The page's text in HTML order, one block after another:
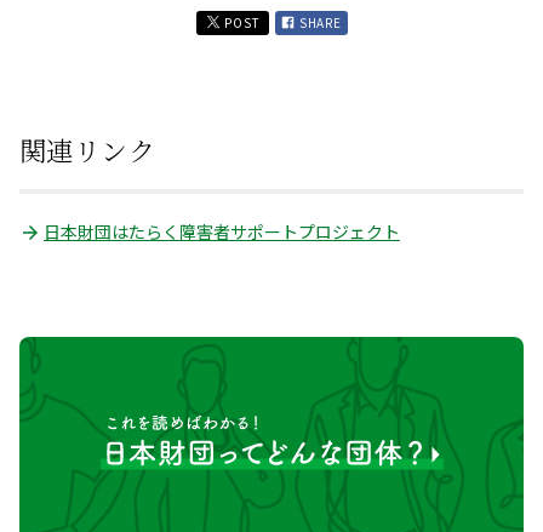
POST SHARE
関連リンク
日本財団はたらく障害者サポートプロジェクト